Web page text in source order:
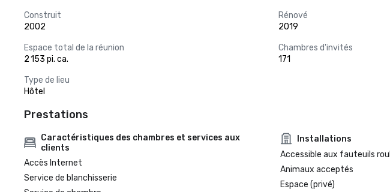
Construit
2002
Rénové
2019
Espace total de la réunion
2 153 pi. ca.
Chambres d'invités
171
Type de lieu
Hôtel
Prestations
Caractéristiques des chambres et services aux
clients
Accès Internet
Service de blanchisserie
Installations
Accessible aux fauteuils
Animaux acceptés
Espace (privé)